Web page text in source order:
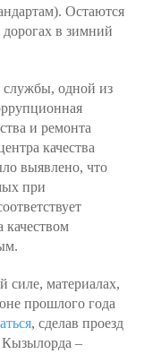
Остаются
в зимний
одной из
и ремонта
качества
выявлено, что
при
качеством
силе, материалах,
прошлого года
, сделав проезд
Кызылорда –